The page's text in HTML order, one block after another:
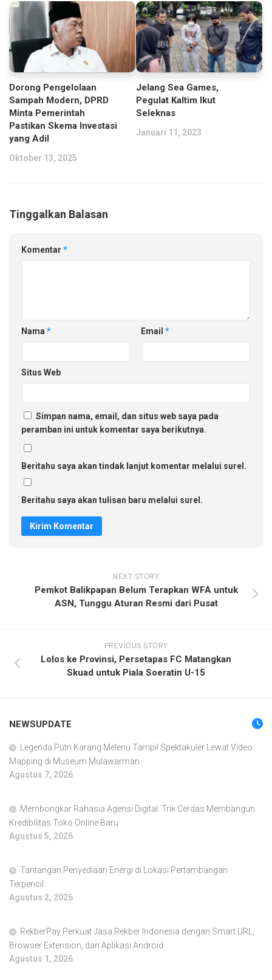
Dorong Pengelolaan
Sampah Modern, DPRD
Minta Pemerintah
Pastikan Skema Investasi
yang Adil
Oktober 13, 2025
Jelang Sea Games,
Pegulat Kaltim Ikut
Seleknas
Januari 11, 2023
Tinggalkan Balasan
Komentar *
Nama * Email *
Situs Web
Simpan nama, email, dan situs web saya pada
peramban ini untuk komentar saya berikutnya.
Beritahu saya akan tindak lanjut komentar melalui surel.
Beritahu saya akan tulisan baru melalui surel.
NEXT STORY
Pemkot Balikpapan Belum Terapkan WFA untuk
ASN, Tunggu Aturan Resmi dari Pusat
PREVIOUS STORY
Lolos ke Provinsi, Persetapas FC Matangkan
Skuad untuk Piala Soeratin U-15
NEWSUPDATE
Legenda Putri Karang Melenu Tampil Spektakuler Lewat Video
Mapping di Museum Mulawarman
Agustus 7, 2026
Membongkar Rahasia Agensi Digital: Trik Cerdas Membangun
Kredibilitas Toko Online Baru
Agustus 5, 2026
Tantangan Penyediaan Energi di Lokasi Pertambangan
Terpencil
Agustus 2, 2026
RekberPay Perkuat Jasa Rekber Indonesia dengan Smart URL,
Browser Extension, dan Aplikasi Android
Agustus 1, 2026